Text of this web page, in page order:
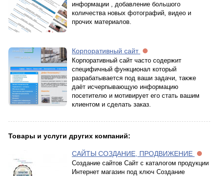
информации , добавление большого
количества новых фотографий, видео и
прочих материалов.
Корпоративный сайт
Корпоративный сайт часто содержит
специфичный функционал который
разрабатывается под ваши задачи, также
даёт исчерпывающую информацию
посетителю и мотивирует его стать вашим
клиентом и сделать заказ.
Товары и услуги других компаний:
САЙТЫ СОЗДАНИЕ, ПРОДВИЖЕНИЕ
Создание сайтов Сайт с каталогом продукции
Интернет магазин под ключ Создание